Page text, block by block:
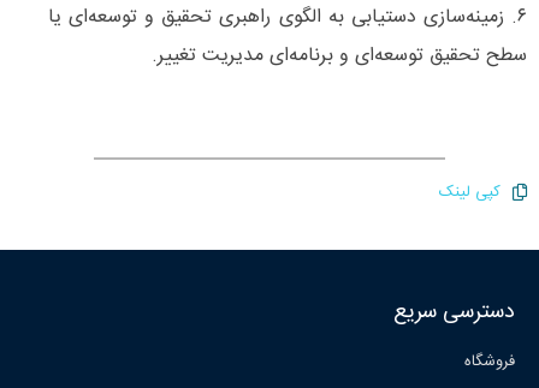
۶. زمینه‌سازی دستیابی به الگوی راهبری تحقیق و توسعه‌ای یا
سطح تحقیق توسعه‌ای و برنامه‌ای مدیریت تغییر.
کپی لینک
دسترسی سریع
فروشگاه